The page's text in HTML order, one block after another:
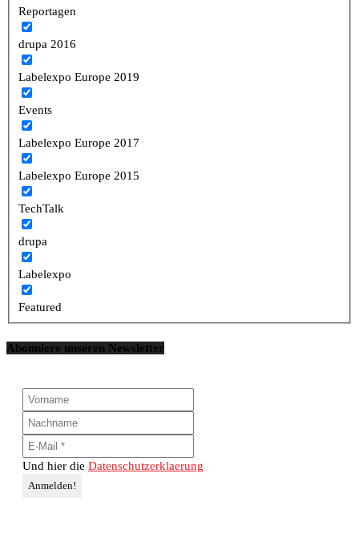
Reportagen
drupa 2016
Labelexpo Europe 2019
Events
Labelexpo Europe 2017
Labelexpo Europe 2015
TechTalk
drupa
Labelexpo
Featured
Abonniere unseren Newsletter
Und hier die Datenschutzerklaerung